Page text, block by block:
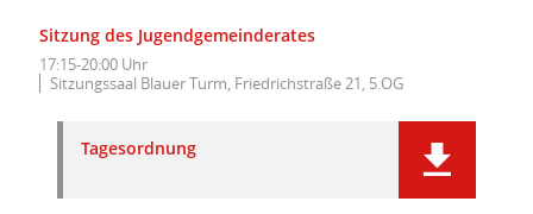
Sitzung des Jugendgemeinderates
17:15-20:00 Uhr
Sitzungssaal Blauer Turm, Friedrichstraße 21, 5.OG
Tagesordnung